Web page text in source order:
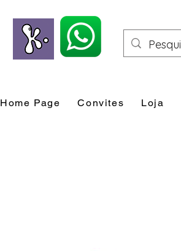
Home Page Convites Loja